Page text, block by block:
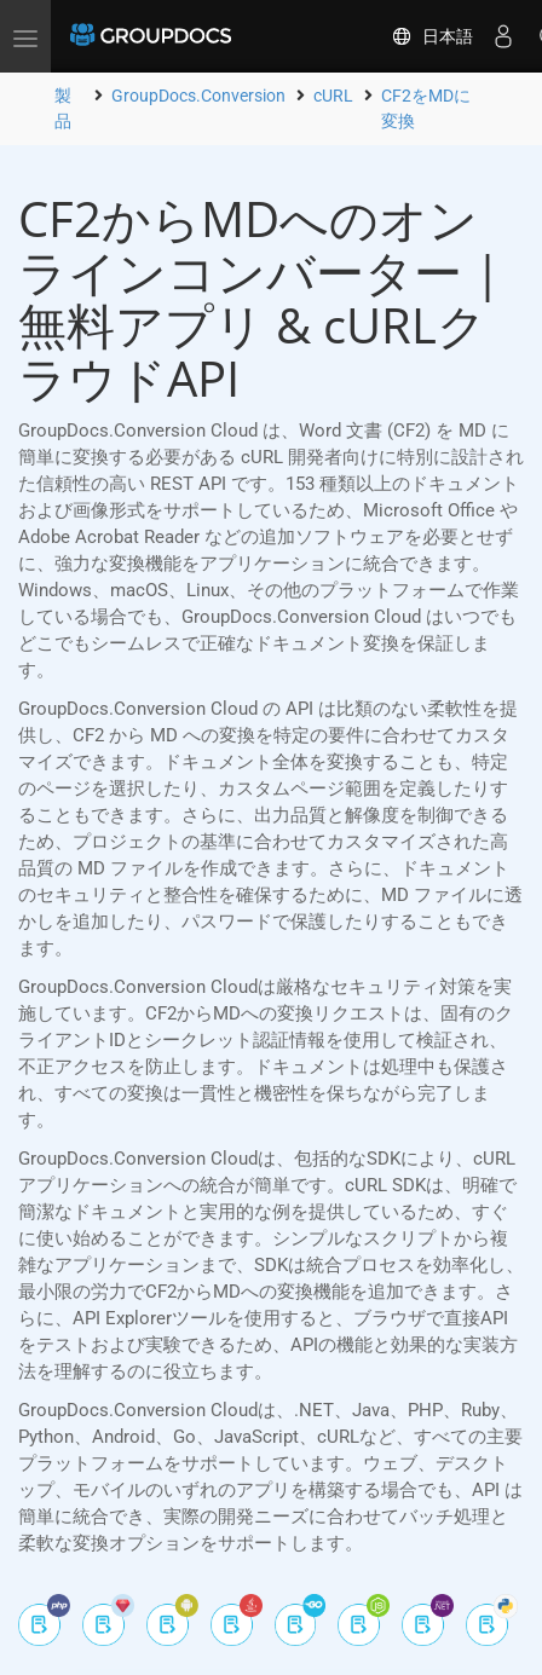
Toggle
日本語
製
品
GroupDocs.Conversion cURL
CF2をMDに
変換
CF2からMDへのオン
ラインコンバーター |
無料アプリ & cURLク
ラウドAPI
GroupDocs.Conversion Cloud は、Word 文書 (CF2) を MD に
簡単に変換する必要がある cURL 開発者向けに特別に設計され
た信頼性の高い REST API です。153 種類以上のドキュメント
および画像形式をサポートしているため、Microsoft Office や
Adobe Acrobat Reader などの追加ソフトウェアを必要とせず
に、強力な変換機能をアプリケーションに統合できます。
Windows、macOS、Linux、その他のプラットフォームで作業
している場合でも、GroupDocs.Conversion Cloud はいつでも
どこでもシームレスで正確なドキュメント変換を保証しま
す。
GroupDocs.Conversion Cloud の API は比類のない柔軟性を提
供し、CF2 から MD への変換を特定の要件に合わせてカスタ
マイズできます。ドキュメント全体を変換することも、特定
のページを選択したり、カスタムページ範囲を定義したりす
ることもできます。さらに、出力品質と解像度を制御できる
ため、プロジェクトの基準に合わせてカスタマイズされた高
品質の MD ファイルを作成できます。さらに、ドキュメント
のセキュリティと整合性を確保するために、MD ファイルに透
かしを追加したり、パスワードで保護したりすることもでき
ます。
GroupDocs.Conversion Cloudは厳格なセキュリティ対策を実
施しています。CF2からMDへの変換リクエストは、固有のク
ライアントIDとシークレット認証情報を使用して検証され、
不正アクセスを防止します。ドキュメントは処理中も保護さ
れ、すべての変換は一貫性と機密性を保ちながら完了しま
す。
GroupDocs.Conversion Cloudは、包括的なSDKにより、cURL
アプリケーションへの統合が簡単です。cURL SDKは、明確で
簡潔なドキュメントと実用的な例を提供しているため、すぐ
に使い始めることができます。シンプルなスクリプトから複
雑なアプリケーションまで、SDKは統合プロセスを効率化し、
最小限の労力でCF2からMDへの変換機能を追加できます。さ
らに、API Explorerツールを使用すると、ブラウザで直接API
をテストおよび実験できるため、APIの機能と効果的な実装方
法を理解するのに役立ちます。
GroupDocs.Conversion Cloudは、.NET、Java、PHP、Ruby、
Python、Android、Go、JavaScript、cURLなど、すべての主要
プラットフォームをサポートしています。ウェブ、デスクト
ップ、モバイルのいずれのアプリを構築する場合でも、API は
簡単に統合でき、実際の開発ニーズに合わせてバッチ処理と
柔軟な変換オプションをサポートします。